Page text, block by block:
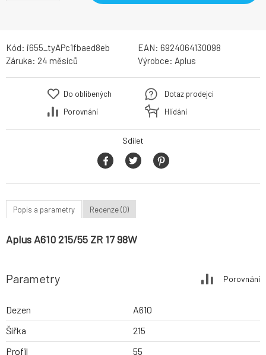
Kód: i655_tyAPc1fbaed8eb EAN: 6924064130098
Záruka: 24 měsíců Výrobce: Aplus
Do oblíbených
Porovnání
Dotaz prodejci
Hlídání
Sdílet
Popis a parametry Recenze (0)
Aplus A610 215/55 ZR 17 98W
Parametry Porovnání
Dezen
A610
Šířka
215
Profil
55